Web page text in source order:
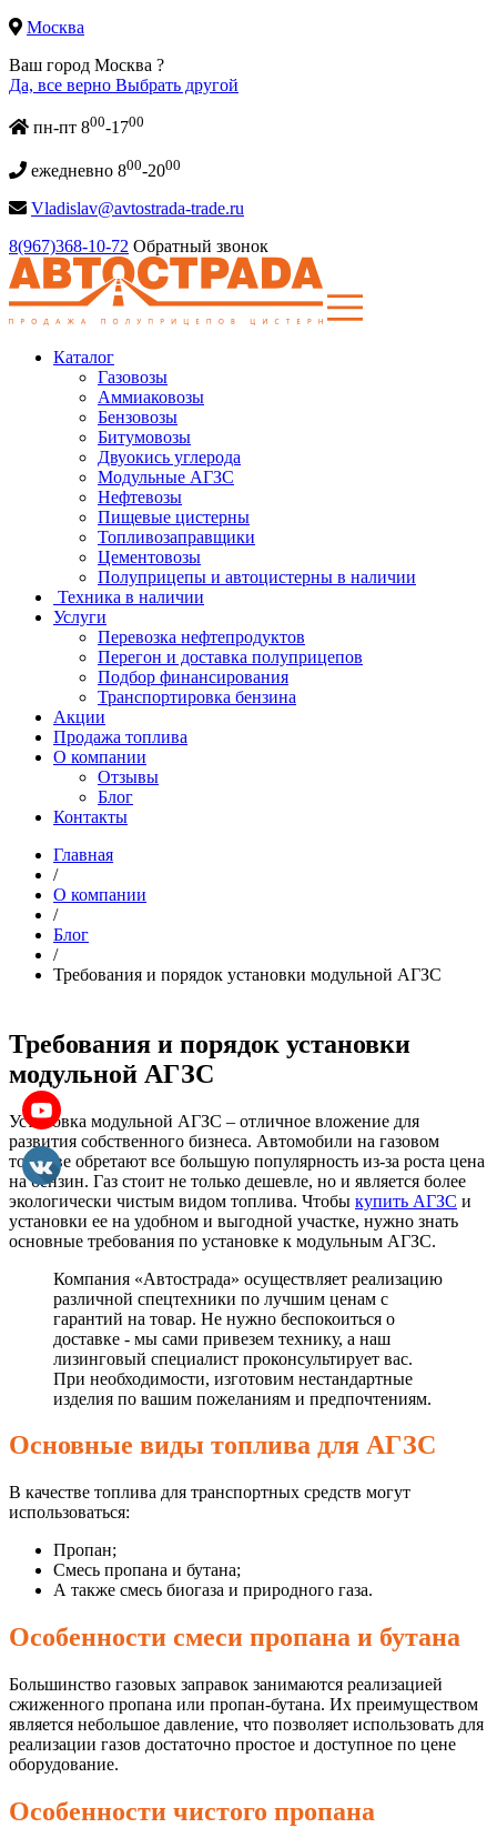
Москва
Ваш город Москва ?
Да, все верно Выбрать другой
пн-пт 800-1700
ежедневно 800-2000
Vladislav@avtostrada-trade.ru
8(967)368-10-72 Обратный звонок
Каталог
Газовозы
Аммиаковозы
Бензовозы
Битумовозы
Двуокись углерода
Модульные АГЗС
Нефтевозы
Пищевые цистерны
Топливозаправщики
Цементовозы
Полуприцепы и автоцистерны в наличии
Техника в наличии
Услуги
Перевозка нефтепродуктов
Перегон и доставка полуприцепов
Подбор финансирования
Транспортировка бензина
Акции
Продажа топлива
О компании
Отзывы
Блог
Контакты
Главная
/
О компании
/
Блог
/
Требования и порядок установки модульной АГЗС
Требования и порядок установки
модульной АГЗС
Установка модульной АГЗС – отличное вложение для
развития собственного бизнеса. Автомобили на газовом
топливе обретают все большую популярность из-за роста цена
на бензин. Газ стоит не только дешевле, но и является более
экологически чистым видом топлива. Чтобы купить АГЗС и
установки ее на удобном и выгодной участке, нужно знать
основные требования по установке к модульным АГЗС.
Компания «Автострада» осуществляет реализацию
различной спецтехники по лучшим ценам с
гарантий на товар. Не нужно беспокоиться о
доставке - мы сами привезем технику, а наш
лизинговый специалист проконсультирует вас.
При необходимости, изготовим нестандартные
изделия по вашим пожеланиям и предпочтениям.
Основные виды топлива для АГЗС
В качестве топлива для транспортных средств могут
использоваться:
Пропан;
Смесь пропана и бутана;
А также смесь биогаза и природного газа.
Особенности смеси пропана и бутана
Большинство газовых заправок занимаются реализацией
сжиженного пропана или пропан-бутана. Их преимуществом
является небольшое давление, что позволяет использовать для
реализации газов достаточно простое и доступное по цене
оборудование.
Особенности чистого пропана